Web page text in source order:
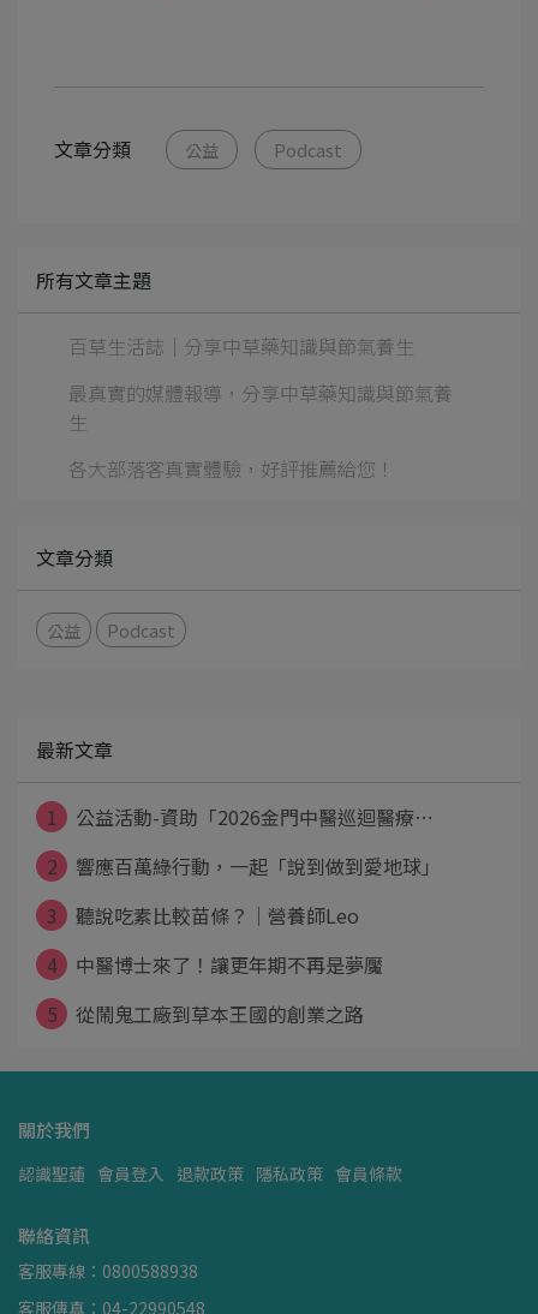
文章分類 公益 Podcast
所有文章主題
百草生活誌｜分享中草藥知識與節氣養生
最真實的媒體報導，分享中草藥知識與節氣養
生
各大部落客真實體驗，好評推薦給您！
文章分類
公益 Podcast
最新文章
1
公益活動-資助「2026金門中醫巡迴醫療⋯
2
響應百萬綠行動，一起「說到做到愛地球」
3
聽說吃素比較苗條？｜營養師Leo
4
中醫博士來了！讓更年期不再是夢魘
5
從鬧鬼工廠到草本王國的創業之路
關於我們
認識聖蓮 會員登入 退款政策 隱私政策 會員條款
聯絡資訊
客服專線：0800588938
客服傳真：04-22990548